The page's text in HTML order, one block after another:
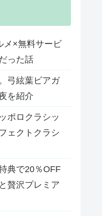
メ×無料サービ
った話
弓絃葉ビアガ
を紹介
ポロクラシッ
ェクトクラシ
典で20％OFF
贅沢プレミア